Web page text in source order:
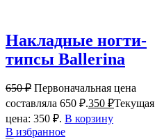
Накладные ногти-
типсы Ballerina
650₽ Первоначальная цена
составляла 650 ₽.350 ₽Текущая
цена: 350 ₽. В корзину
В избранное